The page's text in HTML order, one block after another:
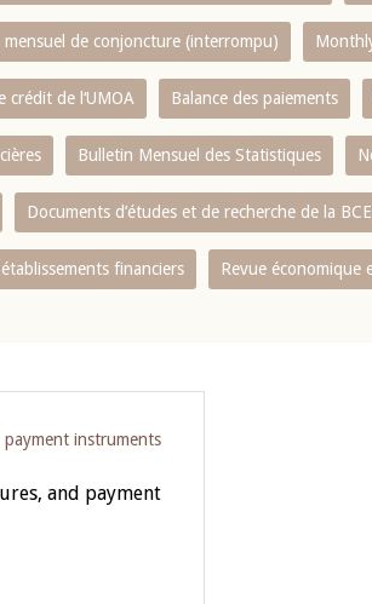
mensuel de conjoncture (interrompu)
de l‘UMOA Balance des paiements
Bulletin Mensuel des Statistiques
Documents d’études et de recherche de la
financiers Revue économique
payment instruments
and payment